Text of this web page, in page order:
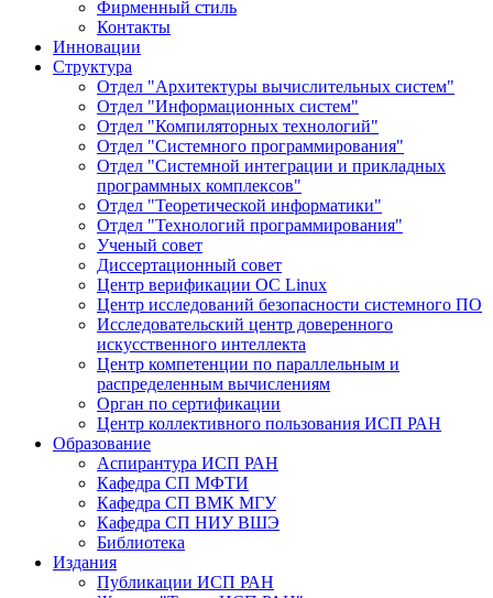
Фирменный стиль
Контакты
Инновации
Структура
Отдел "Архитектуры вычислительных систем"
Отдел "Информационных систем"
Отдел "Компиляторных технологий"
Отдел "Системного программирования"
Отдел "Системной интеграции и прикладных
программных комплексов"
Отдел "Теоретической информатики"
Отдел "Технологий программирования"
Ученый совет
Диссертационный совет
Центр верификации ОС Linux
Центр исследований безопасности системного ПО
Исследовательский центр доверенного
искусственного интеллекта
Центр компетенции по параллельным и
распределенным вычислениям
Орган по сертификации
Центр коллективного пользования ИСП РАН
Образование
Аспирантура ИСП РАН
Кафедра СП МФТИ
Кафедра СП ВМК МГУ
Кафедра СП НИУ ВШЭ
Библиотека
Издания
Публикации ИСП РАН